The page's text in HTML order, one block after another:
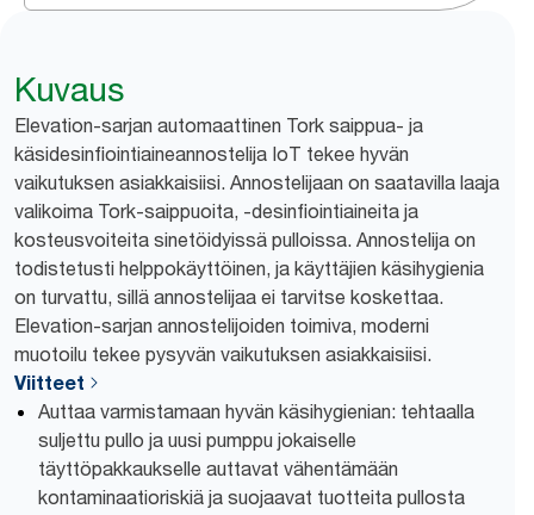
Kuvaus
Elevation-sarjan automaattinen Tork saippua- ja
käsidesinfiointiaineannostelija IoT tekee hyvän
vaikutuksen asiakkaisiisi. Annostelijaan on saatavilla laaja
valikoima Tork-saippuoita, -desinfiointiaineita ja
kosteusvoiteita sinetöidyissä pulloissa. Annostelija on
todistetusti helppokäyttöinen, ja käyttäjien käsihygienia
on turvattu, sillä annostelijaa ei tarvitse koskettaa.
Elevation-sarjan annostelijoiden toimiva, moderni
muotoilu tekee pysyvän vaikutuksen asiakkaisiisi.
Viitteet
Auttaa varmistamaan hyvän käsihygienian: tehtaalla
suljettu pullo ja uusi pumppu jokaiselle
täyttöpakkaukselle auttavat vähentämään
kontaminaatioriskiä ja suojaavat tuotteita pullosta